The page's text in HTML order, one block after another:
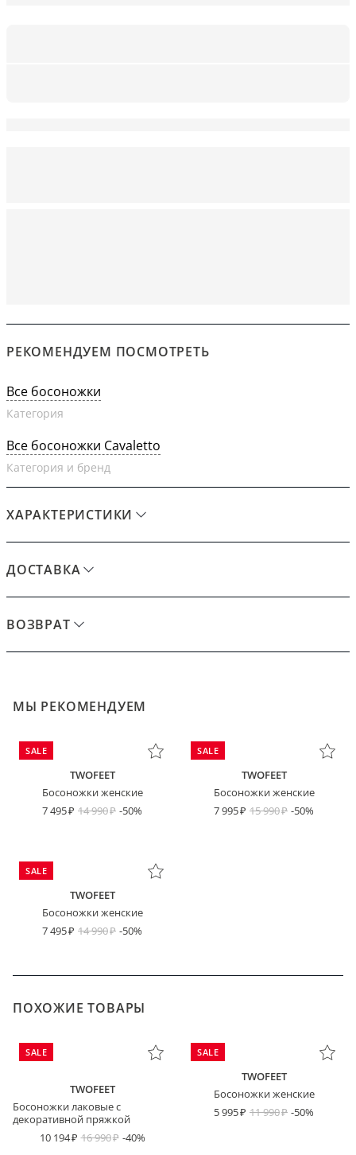
РЕКОМЕНДУЕМ ПОСМОТРЕТЬ
Все босоножки
Категория
Все босоножки Cavaletto
Категория и бренд
ХАРАКТЕРИСТИКИ
ДОСТАВКА
ВОЗВРАТ
МЫ РЕКОМЕНДУЕМ
SALE
TWOFEET
Босоножки женские
7 495
14 990 -50%
SALE
TWOFEET
Босоножки женские
7 995
15 990 -50%
SALE
TWOFEET
Босоножки женские
7 495
14 990 -50%
ПОХОЖИЕ ТОВАРЫ
SALE
TWOFEET
Босоножки лаковые с
декоративной пряжкой
10 194
16 990 -40%
SALE
TWOFEET
Босоножки женские
5 995
11 990 -50%